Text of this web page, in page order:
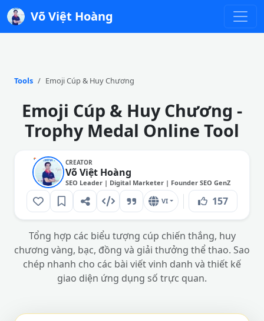
Võ Việt Hoàng
Tools Emoji Cúp & Huy Chương
Emoji Cúp & Huy Chương -
Trophy Medal Online Tool
CREATOR
Võ Việt Hoàng
SEO Leader | Digital Marketer | Founder SEO GenZ
VI 157
Tổng hợp các biểu tượng cúp chiến thắng, huy
chương vàng, bạc, đồng và giải thưởng thể thao. Sao
chép nhanh cho các bài viết vinh danh và thiết kế
giao diện ứng dụng số trực quan.